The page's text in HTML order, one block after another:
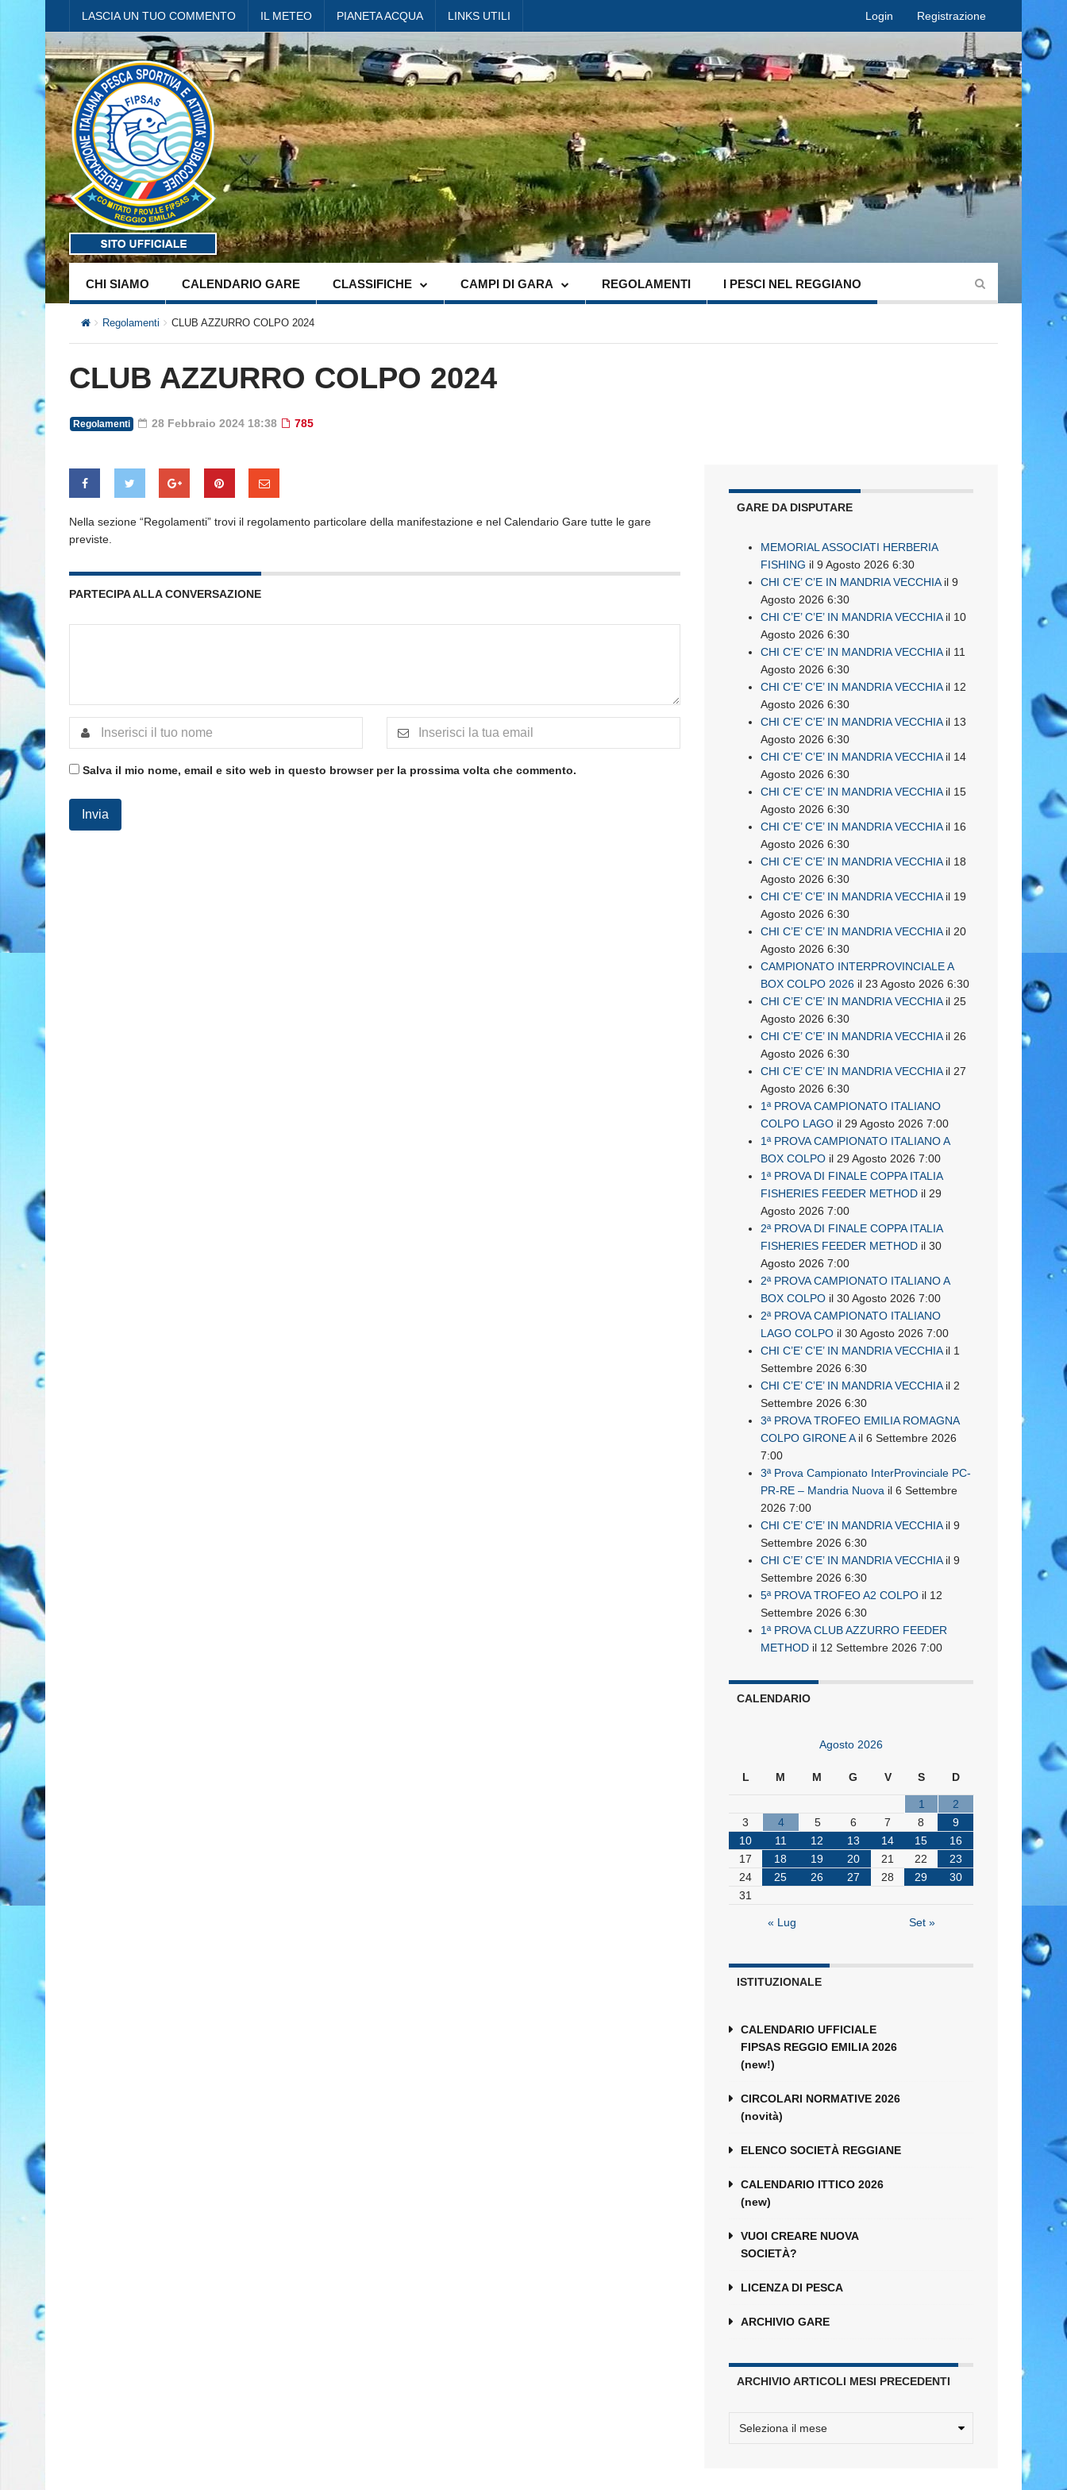
LASCIA UN TUO COMMENTO IL METEO PIANETA ACQUA LINKS UTILI Login Registrazione
CHI SIAMO CALENDARIO GARE CLASSIFICHE CAMPI DI GARA REGOLAMENTI I PESCI NEL REGGIANO
Regolamenti CLUB AZZURRO COLPO 2024
CLUB AZZURRO COLPO 2024
Regolamenti 28 Febbraio 2024 18:38 785
Nella sezione “Regolamenti” trovi il regolamento particolare della manifestazione e nel Calendario Gare tutte le gare
previste.
PARTECIPA ALLA CONVERSAZIONE
Salva il mio nome, email e sito web in questo browser per la prossima volta che commento.
GARE DA DISPUTARE
MEMORIAL ASSOCIATI HERBERIA
FISHING il 9 Agosto 2026 6:30
CHI C’E’ C’E IN MANDRIA VECCHIAil 9
Agosto 2026 6:30
CHI C’E’ C’E’ IN MANDRIA VECCHIAil 10
Agosto 2026 6:30
CHI C’E’ C’E’ IN MANDRIA VECCHIAil 11
Agosto 2026 6:30
CHI C’E’ C’E’ IN MANDRIA VECCHIAil 12
Agosto 2026 6:30
CHI C’E’ C’E’ IN MANDRIA VECCHIAil 13
Agosto 2026 6:30
CHI C’E’ C’E’ IN MANDRIA VECCHIAil 14
Agosto 2026 6:30
CHI C’E’ C’E’ IN MANDRIA VECCHIAil 15
Agosto 2026 6:30
CHI C’E’ C’E’ IN MANDRIA VECCHIAil 16
Agosto 2026 6:30
CHI C’E’ C’E’ IN MANDRIA VECCHIAil 18
Agosto 2026 6:30
CHI C’E’ C’E’ IN MANDRIA VECCHIAil 19
Agosto 2026 6:30
CHI C’E’ C’E’ IN MANDRIA VECCHIAil 20
Agosto 2026 6:30
CAMPIONATO INTERPROVINCIALE A
BOX COLPO 2026 il 23 Agosto 2026 6:30
CHI C’E’ C’E’ IN MANDRIA VECCHIAil 25
Agosto 2026 6:30
CHI C’E’ C’E’ IN MANDRIA VECCHIAil 26
Agosto 2026 6:30
CHI C’E’ C’E’ IN MANDRIA VECCHIAil 27
Agosto 2026 6:30
1ª PROVA CAMPIONATO ITALIANO
COLPO LAGO il 29 Agosto 2026 7:00
1ª PROVA CAMPIONATO ITALIANO A
BOX COLPO il 29 Agosto 2026 7:00
1ª PROVA DI FINALE COPPA ITALIA
FISHERIES FEEDER METHOD il 29
Agosto 2026 7:00
2ª PROVA DI FINALE COPPA ITALIA
FISHERIES FEEDER METHOD il 30
Agosto 2026 7:00
2ª PROVA CAMPIONATO ITALIANO A
BOX COLPO il 30 Agosto 2026 7:00
2ª PROVA CAMPIONATO ITALIANO
LAGO COLPO il 30 Agosto 2026 7:00
CHI C’E’ C’E’ IN MANDRIA VECCHIAil 1
Settembre 2026 6:30
CHI C’E’ C’E’ IN MANDRIA VECCHIAil 2
Settembre 2026 6:30
3ª PROVA TROFEO EMILIA ROMAGNA
COLPO GIRONE Ail 6 Settembre 2026
7:00
3ª Prova Campionato InterProvinciale PC-
PR-RE – Mandria Nuova il 6 Settembre
2026 7:00
CHI C’E’ C’E’ IN MANDRIA VECCHIAil 9
Settembre 2026 6:30
CHI C’E’ C’E’ IN MANDRIA VECCHIAil 9
Settembre 2026 6:30
5ª PROVA TROFEO A2 COLPO il 12
Settembre 2026 6:30
1ª PROVA CLUB AZZURRO FEEDER
METHOD il 12 Settembre 2026 7:00
CALENDARIO
Agosto 2026
L M M G V S D
1
2
3
4 5 6 7 8
9
10
11 12 13 14 15
16
17
18 19 20 21 22
23
24
25 26 27 28 29
30
31
« Lug Set »
ISTITUZIONALE
CALENDARIO UFFICIALE
FIPSAS REGGIO EMILIA 2026
(new!)
CIRCOLARI NORMATIVE 2026
(novità)
ELENCO SOCIETÀ REGGIANE
CALENDARIO ITTICO 2026
(new)
VUOI CREARE NUOVA
SOCIETÀ?
LICENZA DI PESCA
ARCHIVIO GARE
ARCHIVIO ARTICOLI MESI PRECEDENTI